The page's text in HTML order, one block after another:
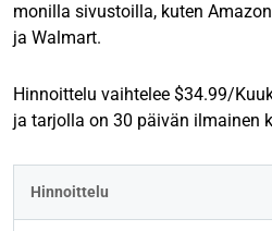
monilla sivustoilla, kuten
ja Walmart.
Hinnoittelu vaihtelee $34.99/
ja tarjolla on 30 päivän ilmainen
Hinnoittelu